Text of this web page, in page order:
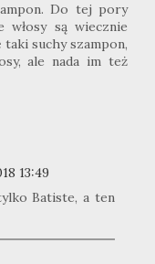
Do tej pory
włosy są wiecznie
suchy szampon,
ale nada im też
13:49
Batiste, a ten